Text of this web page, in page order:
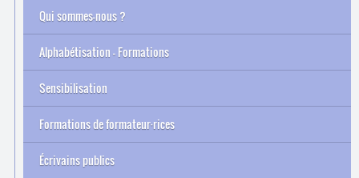
Qui sommes-nous ?
Alphabétisation – Formations
Sensibilisation
Formations de formateur·rices
Archives
Écrivains publics